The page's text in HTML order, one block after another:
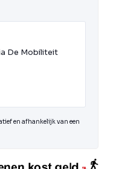
De Mobiliteit
en afhankelijk van een